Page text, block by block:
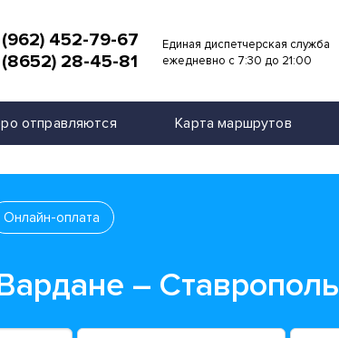
452-79-67
28-45-81
Единая диспетчерская служба
ежедневно с 7:30 до 21:00
отправляются Карта маршрутов
Онлайн-оплата
– Ставрополь